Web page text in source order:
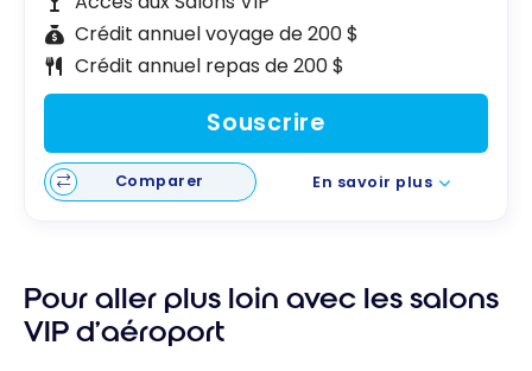
Crédit annuel voyage de 200 $
Crédit annuel repas de 200 $
Souscrire
Comparer En savoir plus
Pour aller plus loin avec les salons
VIP d’aéroport